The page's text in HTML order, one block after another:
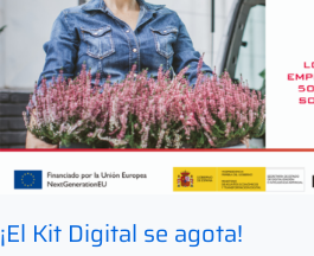
¡El Kit Digital se agota!
agota!